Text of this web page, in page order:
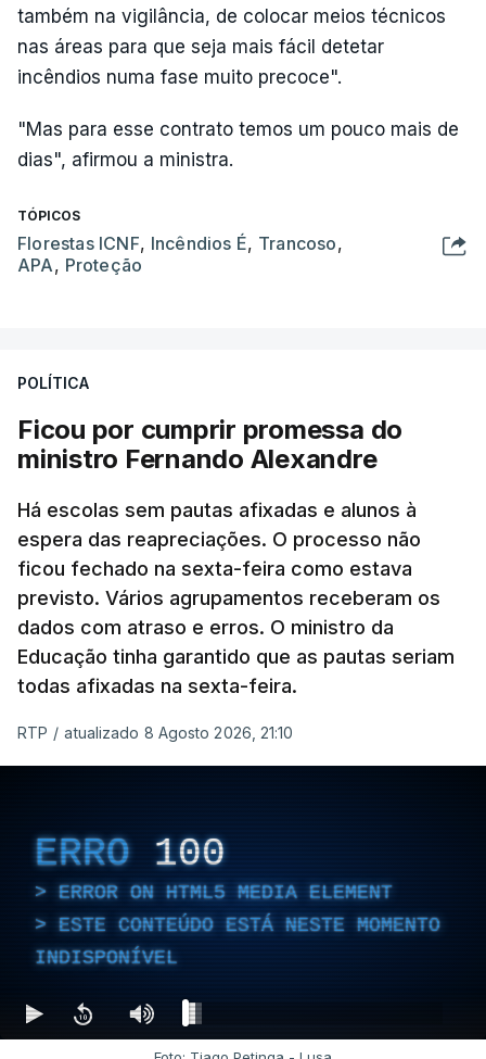
também na vigilância, de colocar meios técnicos
nas áreas para que seja mais fácil detetar
incêndios numa fase muito precoce".
"Mas para esse contrato temos um pouco mais de
dias", afirmou a ministra.
TÓPICOS
Florestas ICNF, Incêndios É, Trancoso,
APA, Proteção
POLÍTICA
Ficou por cumprir promessa do
ministro Fernando Alexandre
Há escolas sem pautas afixadas e alunos à
espera das reapreciações. O processo não
ficou fechado na sexta-feira como estava
previsto. Vários agrupamentos receberam os
dados com atraso e erros. O ministro da
Educação tinha garantido que as pautas seriam
todas afixadas na sexta-feira.
RTP / atualizado 8 Agosto 2026, 21:10
ERRO 100
ERROR ON HTML5 MEDIA ELEMENT
ESTE CONTEÚDO ESTÁ NESTE MOMENTO
INDISPONÍVEL